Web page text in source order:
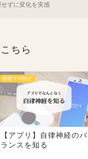
せずに変化を実感
ちら
産後ママ向け
【アプリ】自律神経のバ
ランスを知る